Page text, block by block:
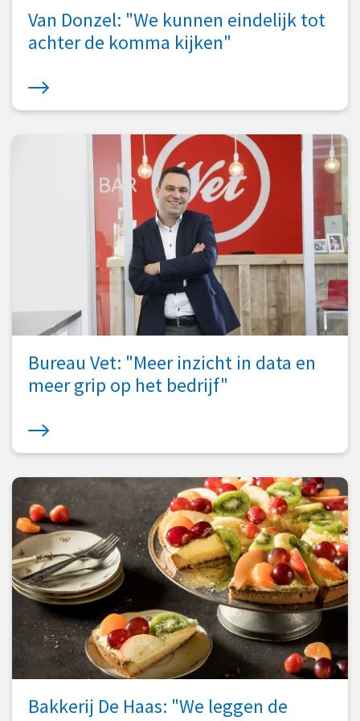
samen met je mensen 'slim' aan het stuur bij
alles wat je onderneemt.
Van Donzel: "We kunnen eindelijk tot
achter de komma kijken"
Bureau Vet: "Meer inzicht in data en
meer grip op het bedrijf"
Bakkerij De Haas: "We leggen de